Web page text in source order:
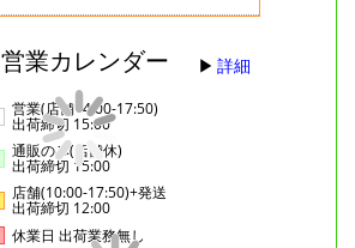
営業カレンダー 詳細
営業(店舗14:00-17:50)
出荷締切 15:00
通販のみ(店舗休)
出荷締切 15:00
店舗(10:00-17:50)+発送
出荷締切 12:00
休業日 出荷業務無し